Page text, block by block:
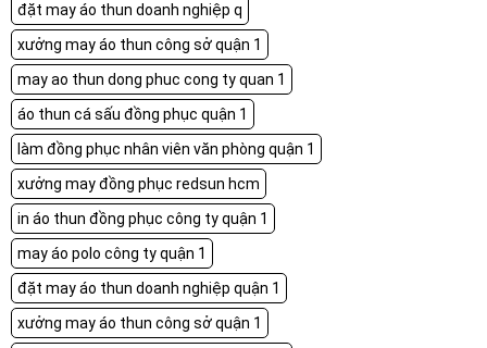
đặt may áo thun doanh nghiệp q
xưởng may áo thun công sở quận 1
may ao thun dong phuc cong ty quan 1
áo thun cá sấu đồng phục quận 1
làm đồng phục nhân viên văn phòng quận 1
xưởng may đồng phục redsun hcm
in áo thun đồng phục công ty quận 1
may áo polo công ty quận 1
đặt may áo thun doanh nghiệp quận 1
xưởng may áo thun công sở quận 1